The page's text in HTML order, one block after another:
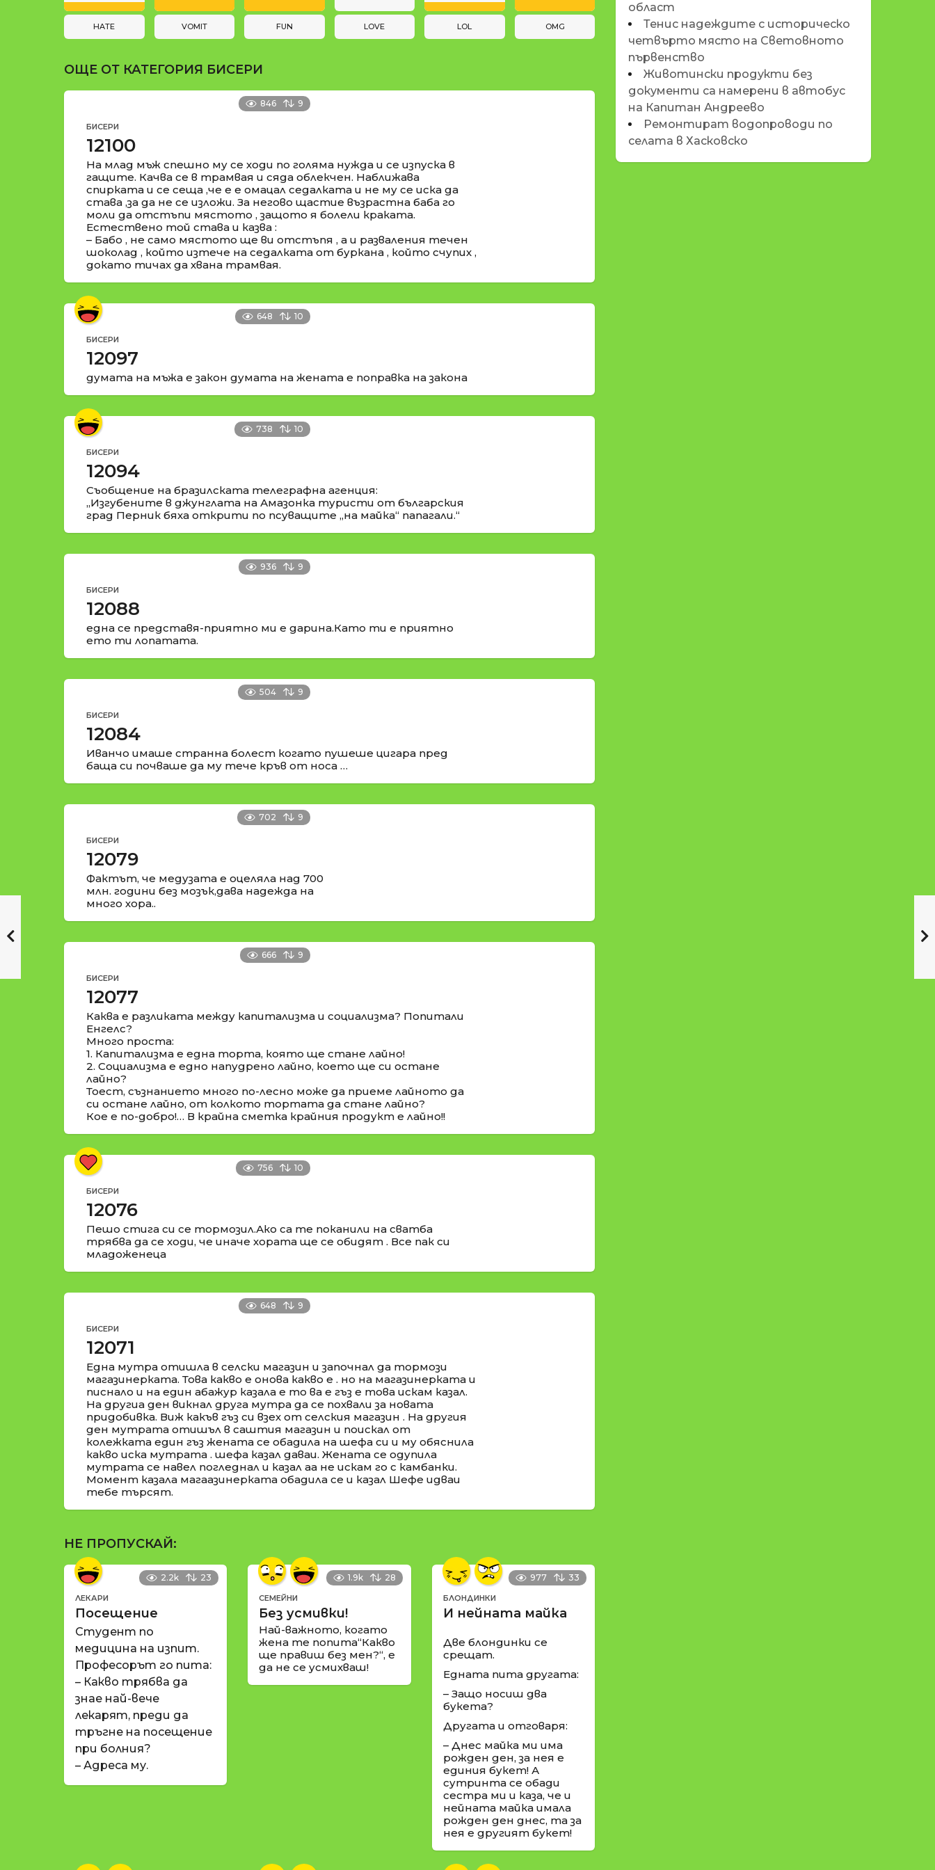
t
i
n
HATE VOMIT FUN LOVE LOL OMG
ОЩЕ ОТ КАТЕГОРИЯ БИСЕРИ
846 9
БИСЕРИ
12100
На млад мъж спешно му се ходи по голяма нужда и се изпуска в
гащите. Качва се в трамвая и сяда облекчен. Наближава
спирката и се сеща ,че е е омацал седалката и не му се иска да
става ,за да не се изложи. За негово щастие възрастна баба го
моли да отстъпи мястото , защото я болели краката.
Естествено той става и казва :
– Бабо , не само мястото ще ви отстъпя , а и разваления течен
шоколад , който изтече на седалката от буркана , който счупих ,
докато тичах да хвана трамвая.
648 10
БИСЕРИ
12097
думата на мъжа е закон думата на жената е поправка на закона
738 10
БИСЕРИ
12094
Съобщение на бразилската телеграфна агенция:
„Изгубените в джунглата на Амазонка туристи от българския
град Перник бяха открити по псуващите „на майка“ папагали.“
936 9
БИСЕРИ
12088
една се представя-приятно ми е дарина.Като ти е приятно
ето ти лопатата.
504 9
БИСЕРИ
12084
Иванчо имаше странна болест когато пушеше цигара пред
баща си почваше да му тече кръв от носа …
702 9
БИСЕРИ
12079
Фактът, че медузата е оцеляла над 700
млн. години без мозък,дава надежда на
много хора..
666 9
БИСЕРИ
12077
Каква е разликата между капитализма и социализма? Попитали
Енгелс?
Много проста:
1. Капитализма е една торта, която ще стане лайно!
2. Социализма е едно напудрено лайно, което ще си остане
лайно?
Тоест, съзнанието много по-лесно може да приеме лайното да
си остане лайно, от колкото тортата да стане лайно?
Кое е по-добро!… В крайна сметка крайния продукт е лайно!!
756 10
БИСЕРИ
12076
Пешо стига си се тормозил.Ако са те поканили на сватба
трябва да се ходи, че иначе хората ще се обидят . Все пак си
младоженеца
648 9
БИСЕРИ
12071
Една мутра отишла в селски магазин и започнал да тормози
магазинерката. Това какво е онова какво е . но на магазинерката и
писнало и на един абажур казала е то ва е гъз е това искам казал.
На другиа ден викнал друга мутра да се похвали за новата
придобивка. Виж какъв гъз си взех от селския магазин . На другия
ден мутрата отишъл в саштия магазин и поискал от
колежката един гъз жената се обадила на шефа си и му обяснила
какво иска мутрата . шефа казал даваи. Жената се одупила
мутрата се навел погледнал и казал аа не искам го с камбанки.
Момент казала магаазинерката обадила се и казал Шефе идваи
тебе търсят.
НЕ ПРОПУСКАЙ:
2.2k 23
ЛЕКАРИ
Посещение
Студент по
медицина на изпит.
Професорът го пита:
– Какво трябва да
знае най-вече
лекарят, преди да
тръгне на посещение
при болния?
– Адреса му.
1.9k 28
СЕМЕЙНИ
Без усмивки!
Най-важното, когато
жена те попита“Какво
ще правиш без мен?“, е
да не се усмихваш!
977 33
БЛОНДИНКИ
И нейната майка
Две блондинки се
срещат.
Едната пита другата:
– Защо носиш два
букета?
Другата и отговаря:
– Днес майка ми има
рожден ден, за нея е
единия букет! А
сутринта се обади
сестра ми и каза, че и
нейната майка имала
рожден ден днес, та за
нея е другият букет!
област
Тенис надеждите с историческо
четвърто място на Световното
първенство
Животински продукти без
документи са намерени в автобус
на Капитан Андреево
Ремонтират водопроводи по
селата в Хасковско